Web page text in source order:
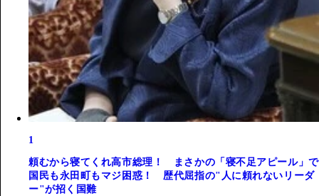
1
頼むから寝てくれ高市総理！ まさかの「寝不足アピール」で
国民も永田町もマジ困惑！ 歴代屈指の"人に頼れないリーダ
ー"が招く国難